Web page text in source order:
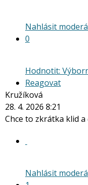
Nahlásit
0
Hodnotit:
Reagovat
Kružíková
28. 4. 2026 8:21
Chce to zkrátka klid a
Nahlásit